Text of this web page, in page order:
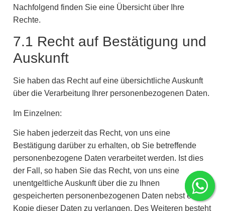
Nachfolgend finden Sie eine Übersicht über Ihre
Rechte.
7.1 Recht auf Bestätigung und
Auskunft
Sie haben das Recht auf eine übersichtliche Auskunft
über die Verarbeitung Ihrer personenbezogenen Daten.
Im Einzelnen:
Sie haben jederzeit das Recht, von uns eine
Bestätigung darüber zu erhalten, ob Sie betreffende
personenbezogene Daten verarbeitet werden. Ist dies
der Fall, so haben Sie das Recht, von uns eine
unentgeltliche Auskunft über die zu Ihnen
gespeicherten personenbezogenen Daten nebst einer
Kopie dieser Daten zu verlangen. Des Weiteren besteht